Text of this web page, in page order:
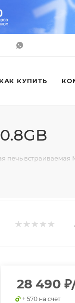
КАК КУПИТЬ
печь встраиваемая
28 490 ₽
+ 570 на счет